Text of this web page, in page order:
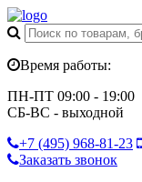
Время работы:
ПН-ПТ 09:00 - 19:00
СБ-ВС - выходной
+7 (495) 968-81-23
Заказать звонок